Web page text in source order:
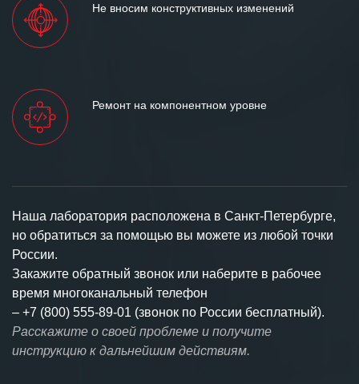
Не вносим конструктивных изменений
Ремонт на компонентном уровне
Наша лаборатория расположена в Санкт-Петербурге,
но обратиться за помощью вы можете из любой точки
России.
Закажите обратный звонок или наберите в рабочее
время многоканальный телефон
– +7 (800) 555-89-01 (звонок по России бесплатный).
Расскажите о своей проблеме и получите
инструкцию к дальнейшим действиям.